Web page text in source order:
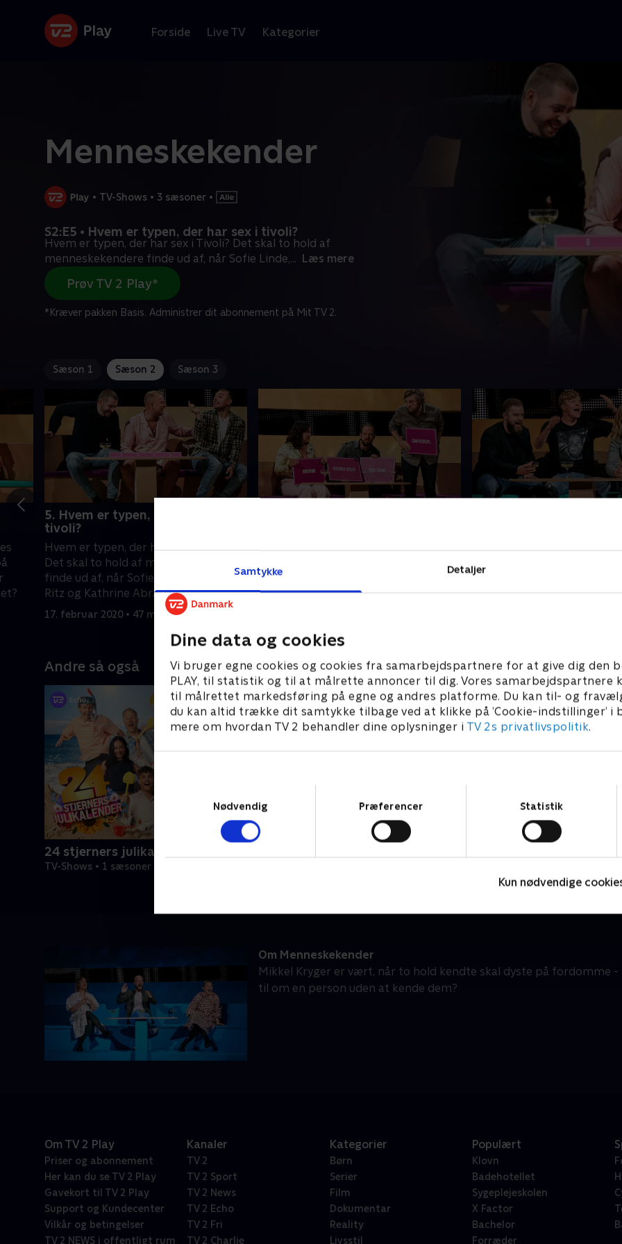
Samtykke Detaljer
Dine data og cookies
Vi bruger egne cookies og cookies fra samarbejdspartnere for at give dig den
PLAY, til statistik og til at målrette annoncer til dig. Vores samarbejdspartnere
til målrettet markedsføring på egne og andres platforme. Du kan til- og
du kan altid trække dit samtykke tilbage ved at klikke på ’Cookie-indstillinger’ i
mere om hvordan TV 2 behandler dine oplysninger i TV 2s privatlivspolitik.
Nødvendig
Præferencer Statistik
Kun nødvendige
Forside Live TV Kategorier
Menneskekender
• TV-Shows • 3 sæsoner •
S2:E5 • Hvem er typen, der har sex i tivoli?
Hvem er typen, der har sex i Tivoli? Det skal to hold af
menneskekendere finde ud af, når Sofie Linde,... Læs mere
Prøv TV 2 Play*
*Kræver pakken Basis. Administrer dit abonnement på Mit TV 2.
Sæson 1 Sæson 2 Sæson 3
5. Hvem er typen, der har sex i
tivoli?
Hvem er typen, der har sex i Tivoli?
Det skal to hold af menneskekendere
finde ud af, når Sofie Linde, Jasper
Ritz og Kathrine Abrahamsen dyster
mod Topgunn, Emil Lange og Pelle
17. februar 2020 • 47 min
Hvem har tomlet til Prag, og hvem
har fået en færge til at vende rundt?
Jonas Mogensen, Thomas Warberg
og Natasha Brock kæmper imod
Martin Nørgaard, Victor
Andre så også
24 stjerners julikalender
TV-Shows • 1 sæsoner
Om Menneskekender
Mikkel Kryger er vært, når to hold kendte skal dyste på fordomme
til om en person uden at kende dem?
Om TV 2 Play
Priser og abonnement
Her kan du se TV 2 Play
Gavekort til TV 2 Play
Support og Kundecenter
Vilkår og betingelser
TV 2 NEWS i offentligt rum
Kanaler
TV 2
TV 2 Sport
TV 2 News
TV 2 Echo
TV 2 Fri
TV 2 Charlie
Kategorier
Børn
Serier
Film
Dokumentar
Reality
Livsstil
Populært
Klovn
Badehotellet
Sygeplejeskolen
X Factor
Bachelor
Forræder